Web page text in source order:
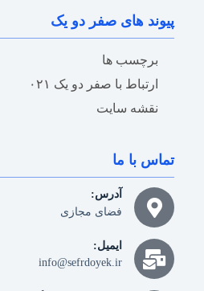
پیوند های صفر دو یک
برچسب ها
ارتباط با صفر دو یک ۰۲۱
نقشه سایت
تماس با ما
آدرس:
فضای مجازی
ایمیل:
info@sefrdoyek.ir